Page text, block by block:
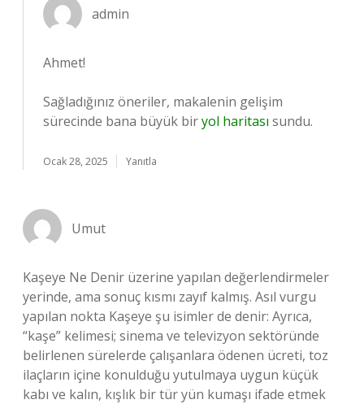
admin
Ahmet!
Sağladığınız öneriler, makalenin gelişim
sürecinde bana büyük biryol haritası sundu.
Ocak 28, 2025 Yanıtla
Umut
Kaşeye Ne Denir üzerine yapılan değerlendirmeler
yerinde, ama sonuç kısmı zayıf kalmış. Asıl vurgu
yapılan nokta Kaşeye şu isimler de denir: Ayrıca,
“kaşe” kelimesi; sinema ve televizyon sektöründe
belirlenen sürelerde çalışanlara ödenen ücreti, toz
ilaçların içine konulduğu yutulmaya uygun küçük
kabı ve kalın, kışlık bir tür yün kumaşı ifade etmek